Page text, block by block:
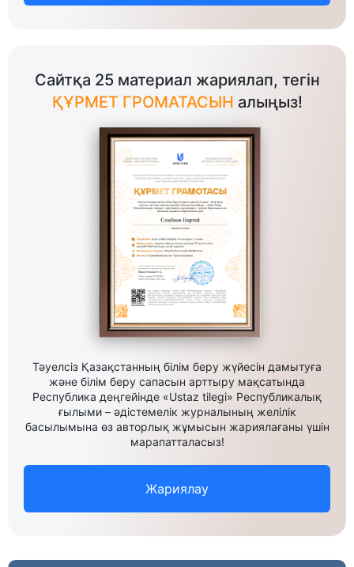
Сайтқа 25 материал жариялап, тегін
ҚҰРМЕТ ГРОМАТАСЫН алыңыз!
Тәуелсіз Қазақстанның білім беру жүйесін дамытуға
және білім беру сапасын арттыру мақсатында
Республика деңгейінде «Ustaz tilegi» Республикалық
ғылыми – әдістемелік журналының желілік
басылымына өз авторлық жұмысын жариялағаны үшін
марапатталасыз!
Жариялау